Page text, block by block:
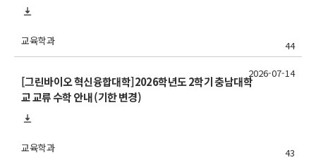
교육학과 44
[그린바이오 혁신융합대학]2026학년도 2학기 충남대학
교 교류 수학 안내 (기한 변경)
교육학과 43
2026-07-14